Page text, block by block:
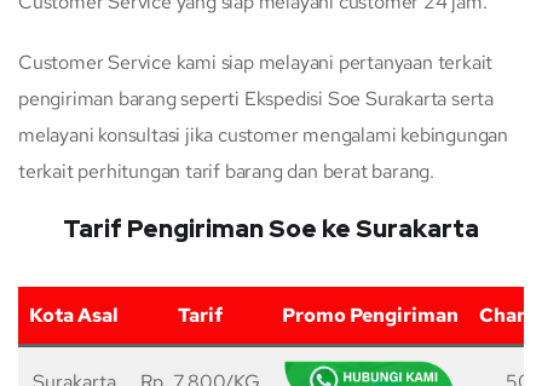
Customer Service kami siap melayani pertanyaan terkait
pengiriman barang seperti Ekspedisi Soe Surakarta serta
melayani konsultasi jika customer mengalami kebingungan
terkait perhitungan tarif barang dan berat barang.
Tarif Pengiriman Soe ke Surakarta
Kota Asal Tarif Promo Pengiriman